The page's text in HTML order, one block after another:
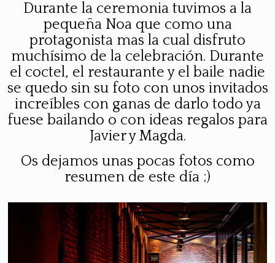
Durante la ceremonia tuvimos a la
pequeña Noaque como una
protagonista mas la cual disfruto
muchísimo de la celebración. Durante
el coctel, el restaurante y el baile nadie
se quedo sin su foto con unos invitados
increíbles con ganas de darlo todo ya
fuese bailando o con ideas regalos para
Javier y Magda.
Os dejamos unas pocas fotos como
resumen de este día ;)